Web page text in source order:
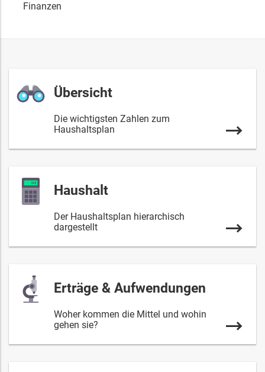
Finanzen
Übersicht
Die wichtigsten Zahlen zum
Haushaltsplan
Haushalt
Der Haushaltsplan hierarchisch
dargestellt
Erträge & Aufwendungen
Woher kommen die Mittel und wohin
gehen sie?